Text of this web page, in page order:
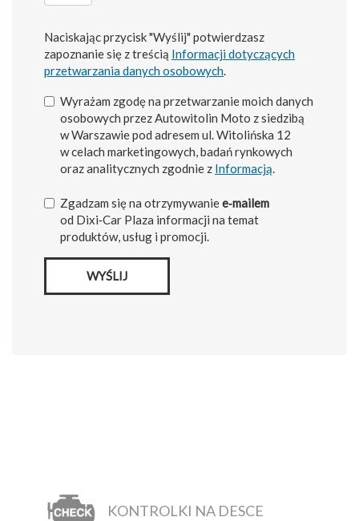
Naciskając przycisk "Wyślij" potwierdzasz
zapoznanie się z treścią Informacji dotyczących
przetwarzania danych osobowych.
Wyrażam zgodę na przetwarzanie moich danych
osobowych przez Autowitolin Moto z siedzibą
w Warszawie pod adresem ul. Witolińska 12
w celach marketingowych, badań rynkowych
oraz analitycznych zgodnie z Informacją.
Zgadzam się na otrzymywaniee‑mailem
od Dixi‑Car Plaza informacji na temat
produktów, usług i promocji.
WYŚLIJ
KONTROLKI NA DESCE